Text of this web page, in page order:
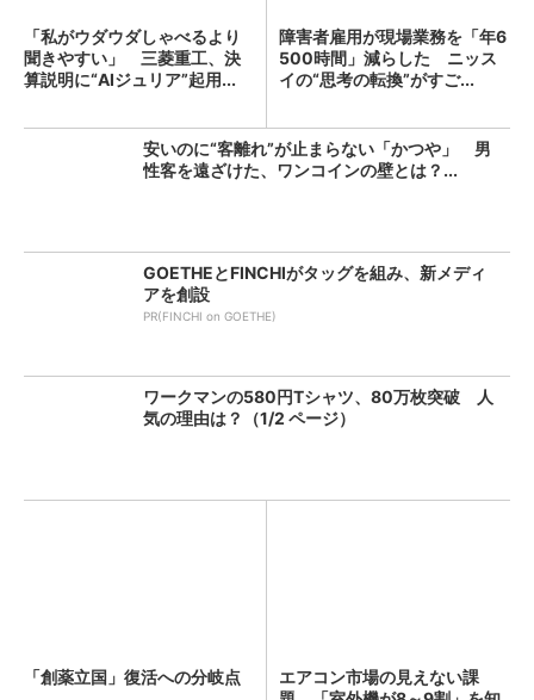
「私がウダウダしゃべるより
聞きやすい」 三菱重工、決
算説明に“AIジュリア”起用...
障害者雇用が現場業務を「年6
500時間」減らした ニッス
イの“思考の転換”がすご...
安いのに“客離れ”が止まらない「かつや」 男
性客を遠ざけた、ワンコインの壁とは？...
GOETHEとFINCHIがタッグを組み、新メディ
アを創設
PR(FINCHI on GOETHE)
ワークマンの580円Tシャツ、80万枚突破 人
気の理由は？（1/2 ページ）
「創薬立国」復活への分岐点
エアコン市場の見えない課